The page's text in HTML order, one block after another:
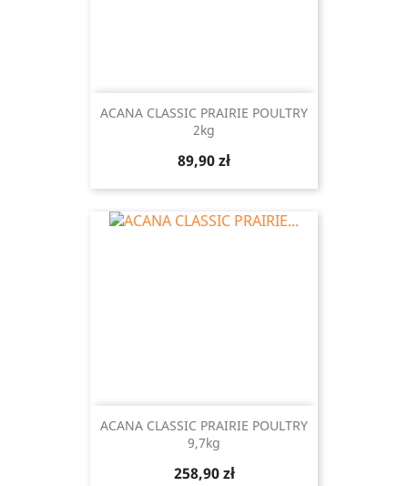
ACANA CLASSIC PRAIRIE POULTRY
2kg
Cena
89,90 zł
ACANA CLASSIC PRAIRIE POULTRY
9,7kg
Cena
258,90 zł